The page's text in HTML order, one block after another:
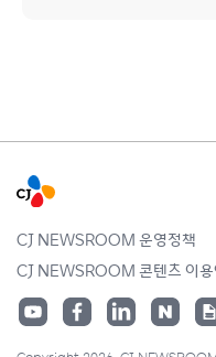
CJ NEWSROOM 운영정책
CJ NEWSROOM 콘텐츠 이용